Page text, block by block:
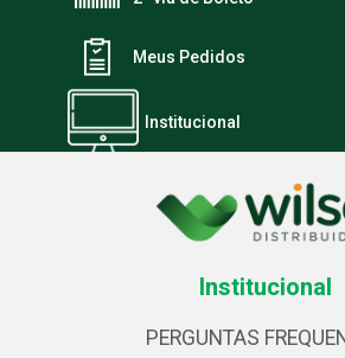
Meus Pedidos
Institucional
Institucional
PERGUNTAS